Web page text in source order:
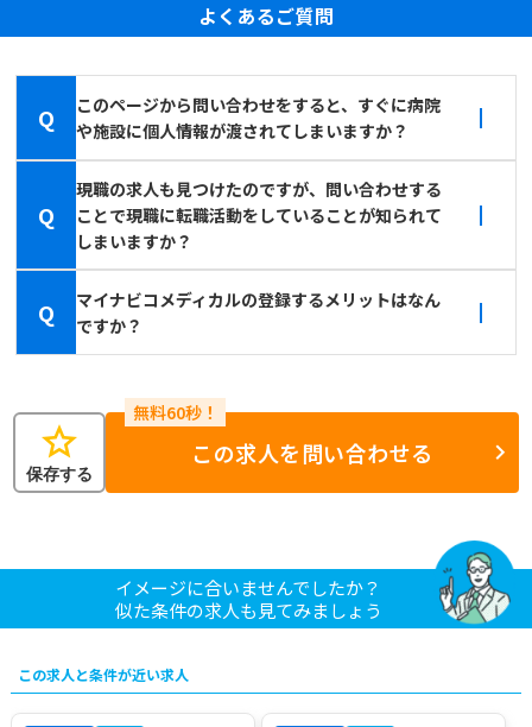
よくあるご質問
Q
このページから問い合わせをすると、すぐに病院
や施設に個人情報が渡されてしまいますか？
Q
現職の求人も見つけたのですが、問い合わせする
ことで現職に転職活動をしていることが知られて
しまいますか？
Q
マイナビコメディカルの登録するメリットはなん
ですか？
star
保存する
この求人を問い合わせる
イメージに合いませんでしたか？
似た条件の求人も見てみましょう
この求人と条件が近い求人